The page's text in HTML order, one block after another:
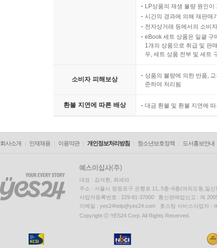
LP상품의 재생 불량 원인
시간의 경과에 의해 재판매
전자상거래 등에서의 소비
eBook 세트 상품은 일괄 구
1개의 상품으로 취급 및 판
우, 세트 상품 전부 및 세트
소비자 피해보상
상품의 불량에 의한 반품,
준하여 처리됨
환불 지연에 따른 배상 대금 환불 및 환불 지연에
회사소개 인재채용 이용약관 개인정보처리방침 청소년보호정책 도서홍보안내
대표 : 김석환, 최세라
주소 : 서울시 영등포구 은행로 11, 5층~6층(여의도동,일신
사업자등록번호 : 229-81-37000 통신판매업신고 : 제
이메일 : yes24help@yes24.com 호스팅 서비스사업자 :
Copyright ⓒ YES24 Corp. All Rights Reserved.